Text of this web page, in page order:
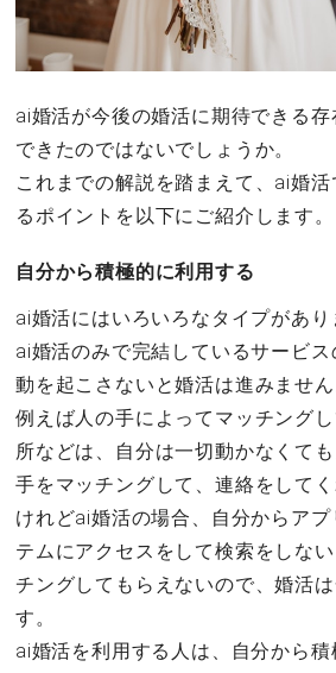
ai婚活が今後の婚活に期待できる
できたのではないでしょうか。
これまでの解説を踏まえて、ai婚
るポイントを以下にご紹介します。
自分から積極的に利用する
ai婚活にはいろいろなタイプがあ
ai婚活のみで完結しているサービ
動を起こさないと婚活は進みません
例えば人の手によってマッチング
所などは、自分は一切動かなくて
手をマッチングして、連絡をしてく
けれどai婚活の場合、自分からア
テムにアクセスをして検索をしな
チングしてもらえないので、婚活
す。
ai婚活を利用する人は、自分から積